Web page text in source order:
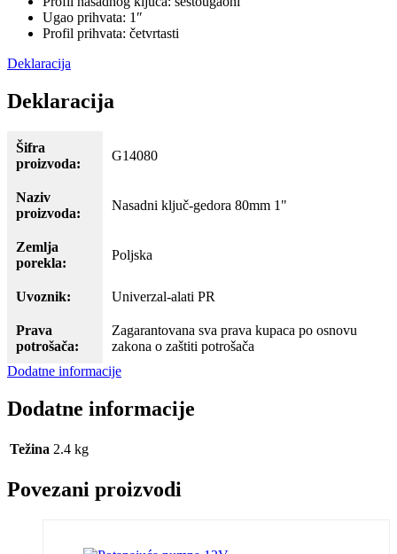
Ugao prihvata: 1″
Profil prihvata: četvrtasti
Deklaracija
Deklaracija
Šifra
proizvoda:
G14080
Naziv
proizvoda:
Nasadni ključ-gedora 80mm 1"
Zemlja
porekla:
Poljska
Uvoznik: Univerzal-alati PR
Prava
potrošača:
Zagarantovana sva prava kupaca po osnovu
zakona o zaštiti potrošača
Dodatne informacije
Dodatne informacije
Težina 2.4 kg
Povezani proizvodi